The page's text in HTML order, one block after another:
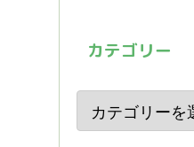
カテゴリー